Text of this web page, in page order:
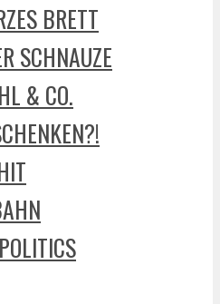
BRETT
SCHNAUZE
& CO.